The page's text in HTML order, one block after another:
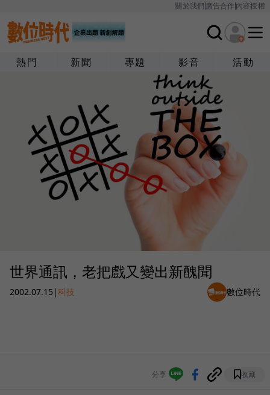
關於我們廣告合作內容授權
熱門 新聞 專題 影音 活動
世界通訊，老把戲又變出新醜聞
2002.07.15 |科技 數位時代
分享 收藏